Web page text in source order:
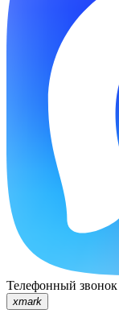
Телефонный звонок
xmark